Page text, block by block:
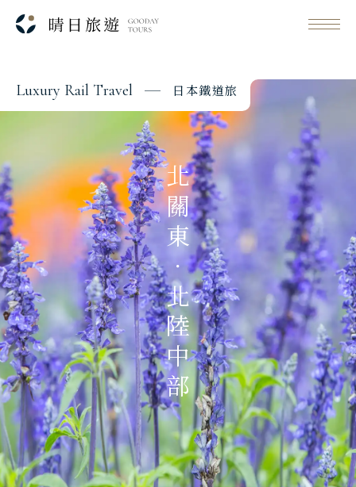
Classic Japan
Japanese Vibe
日本美學旅
Luxury Rail Travel
日本鐵道旅
Festival & Events
主題旅遊賞
S.E. Asia & Islands
海島東南亞
Classic China
中國雅學賞
Luxury Rail Travel 日本鐵道旅
北關東．北陸中部